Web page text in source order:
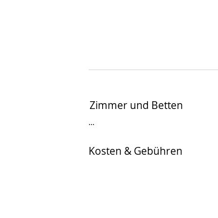
Zimmer und Betten
...
Kosten & Gebühren